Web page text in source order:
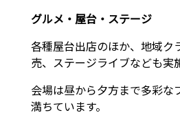
グルメ・屋台・ステージ
各種屋台出店のほか、地域ク
売、ステージライブなども実
会場は昼から夕方まで多彩な
満ちています。